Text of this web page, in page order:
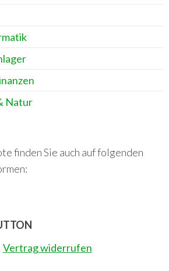
Natur
finden Sie auch auf folgenden
Vertrag widerrufen